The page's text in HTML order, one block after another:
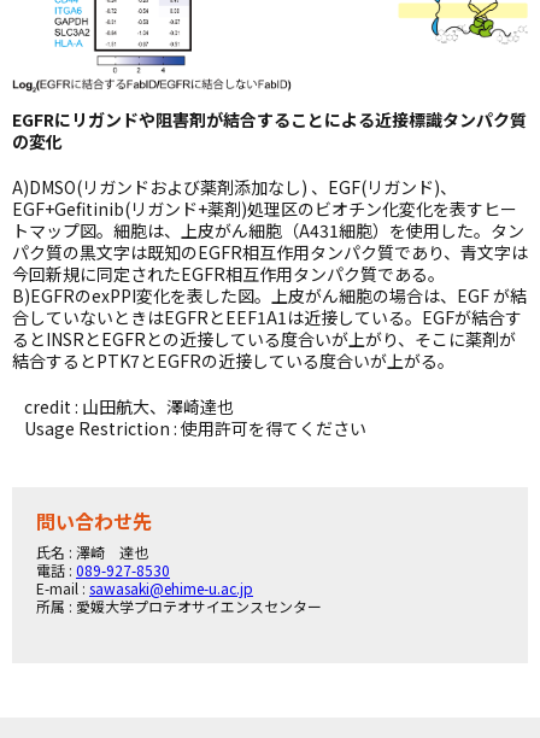
EGFRにリガンドや阻害剤が結合することによる近接標識タンパク質
の変化
A)DMSO(リガンドおよび薬剤添加なし) 、EGF(リガンド)、
EGF+Gefitinib(リガンド+薬剤)処理区のビオチン化変化を表すヒー
トマップ図。細胞は、上皮がん細胞（A431細胞）を使用した。タン
パク質の黒文字は既知のEGFR相互作用タンパク質であり、青文字は
今回新規に同定されたEGFR相互作用タンパク質である。
B)EGFRのexPPI変化を表した図。上皮がん細胞の場合は、EGF が結
合していないときはEGFRとEEF1A1は近接している。EGFが結合す
るとINSRとEGFRとの近接している度合いが上がり、そこに薬剤が
結合するとPTK7とEGFRの近接している度合いが上がる。
credit : 山田航大、澤崎達也
Usage Restriction : 使用許可を得てください
問い合わせ先
氏名 : 澤崎 達也
電話 : 089-927-8530
E-mail : sawasaki@ehime-u.ac.jp
所属 : 愛媛大学プロテオサイエンスセンター